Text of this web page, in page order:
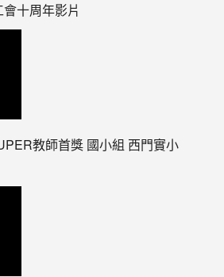
十周年影片
教師首獎 國小組 西門實小